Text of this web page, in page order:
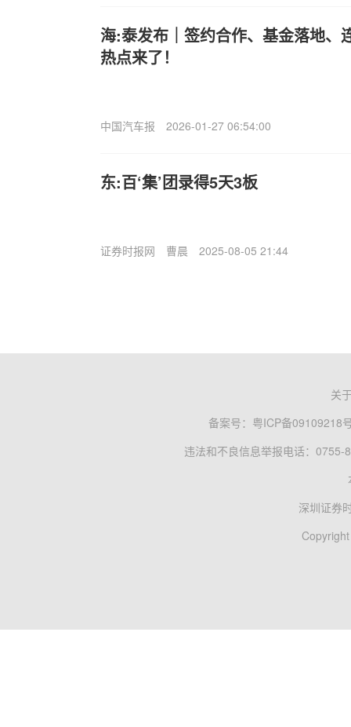
海:泰发布｜签约合作、基金落地
热点来了！
中国汽车报 2026-01-27 06:54:00
东:百‘集’团录得5天3板
证券时报网 曹晨 2025-08-05 21:44
关
备案号： 粤ICP备09109218
违法和不良信息举报电话：0755-
深圳证券